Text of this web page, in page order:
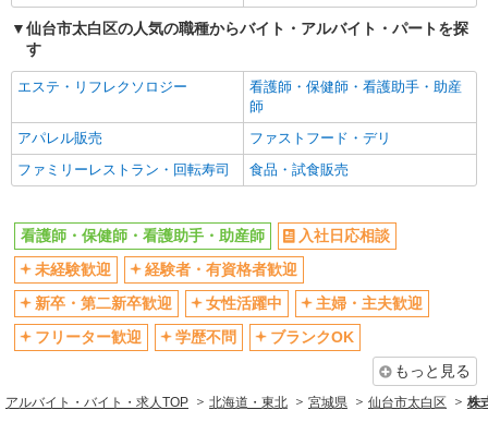
仙台市太白区の人気の職種からバイト・アルバイト・パートを探
す
エステ・リフレクソロジー
看護師・保健師・看護助手・助産
師
アパレル販売
ファストフード・デリ
ファミリーレストラン・回転寿司
食品・試食販売
看護師・保健師・看護助手・助産師
入社日応相談
未経験歓迎
経験者・有資格者歓迎
新卒・第二新卒歓迎
女性活躍中
主婦・主夫歓迎
フリーター歓迎
学歴不問
ブランクOK
もっと見る
アルバイト・バイト・求人TOP 北海道・東北 宮城県 仙台市太白区 株